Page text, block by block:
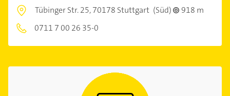
Tübinger Str. 25,70178 Stuttgart (Süd)
918 m
0711 7 00 26 35-0